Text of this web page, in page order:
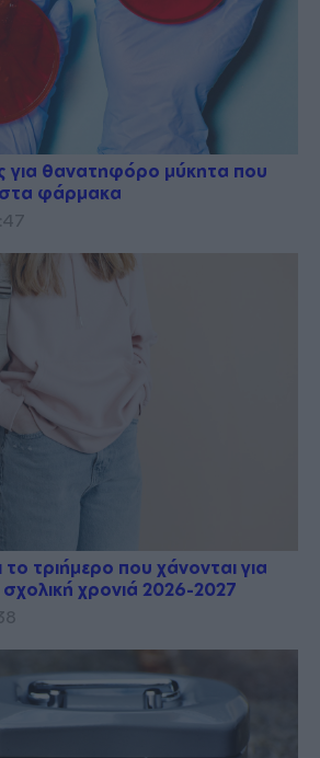
για θανατηφόρο μύκητα που
στα φάρμακα
το τριήμερο που χάνονται για
χρονιά 2026-2027